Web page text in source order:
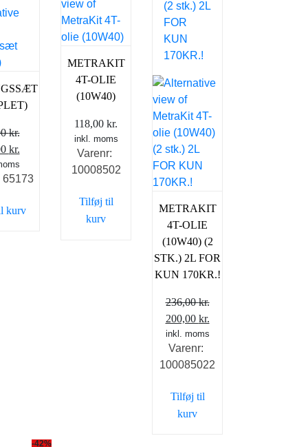
kr.
kr..
kr.
aktuelle
pris
398,00 kr..
kurv
METRAKIT
4T-OLIE
(10W40)
118,00 kr.
inkl. moms
Varenr:
10008502
Tilføj til
kurv
METRAKIT
4T-OLIE
(10W40) (2
STK.) 2L FOR
KUN 170KR.!
236,00kr.
Den
oprindelige
pris
var:
200,00 kr.
aktuelle
er:
inkl. moms
Varenr:
100085022
Tilføj til
kurv
-42%